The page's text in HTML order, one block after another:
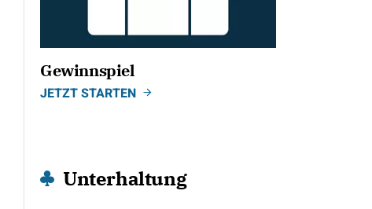
Gewinnspiel
JETZT STARTEN
Unterhaltung